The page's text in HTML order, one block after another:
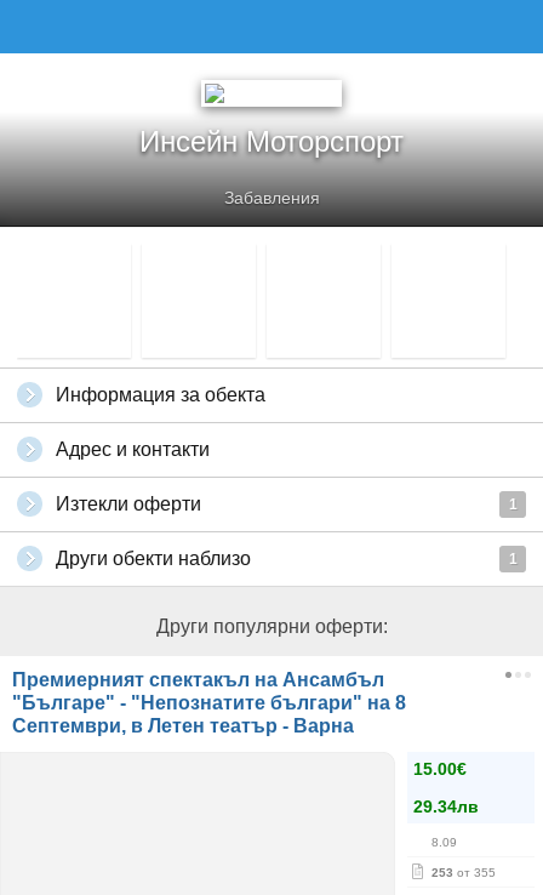
Инсейн Моторспорт
Забавления
Информация за обекта
Адрес и контакти
Изтекли оферти 1
Други обекти наблизо 1
Други популярни оферти:
Премиерният спектакъл на Ансамбъл
"Българе" - "Непознатите българи" на 8
Септември, в Летен театър - Варна
15.00€
29.34лв
8.09
253 от 355